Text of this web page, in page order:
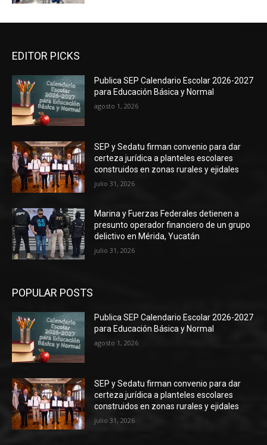
EDITOR PICKS
Publica SEP Calendario Escolar 2026-2027
para Educación Básica y Normal
agosto 1, 2026
SEP y Sedatu firman convenio para dar
certeza jurídica a planteles escolares
construidos en zonas rurales y ejidales
julio 31, 2026
Marina y Fuerzas Federales detienen a
presunto operador financiero de un grupo
delictivo en Mérida, Yucatán
julio 31, 2026
POPULAR POSTS
Publica SEP Calendario Escolar 2026-2027
para Educación Básica y Normal
agosto 1, 2026
SEP y Sedatu firman convenio para dar
certeza jurídica a planteles escolares
construidos en zonas rurales y ejidales
julio 31, 2026